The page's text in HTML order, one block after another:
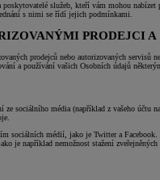
služeb, kteří vám mohou
s nimi se řídí jejich podmínkami.
PRODEJCI A
prodejců nebo autorizovaných
a používání vašich Osobních údajů
sociálního média (například z vašeho účtu
sociálních médií, jako je Twitter a
je například nemožnost stažení